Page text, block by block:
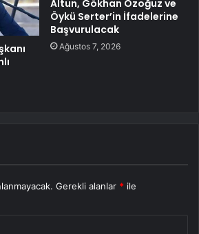
Altun, Gökhan Özoğuz ve
Öykü Serter’in İfadelerine
Başvurulacak
Ağustos 7, 2026
Gerekli alanlar * ile